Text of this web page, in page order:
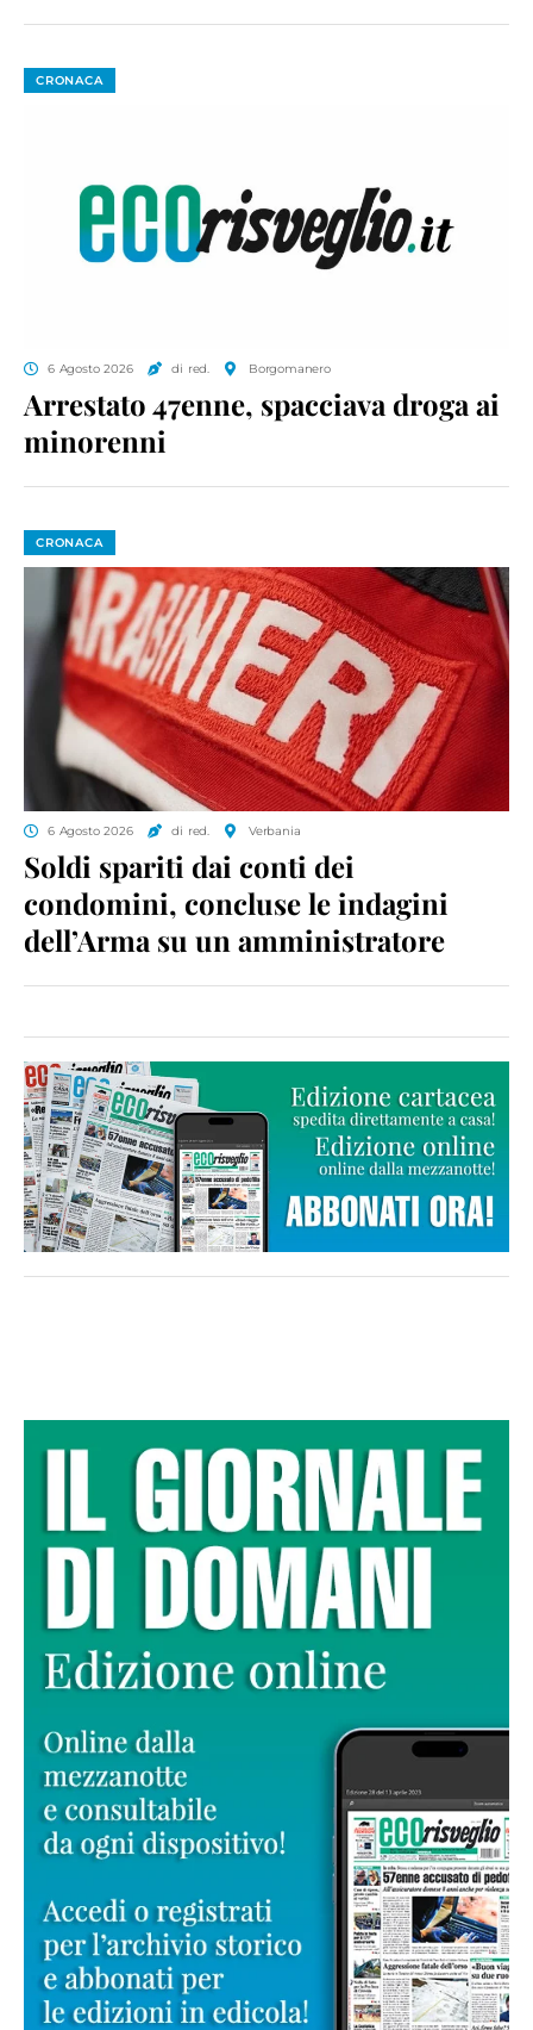
CRONACA
6 Agosto 2026 di red. Borgomanero
Arrestato 47enne, spacciava droga ai
minorenni
CRONACA
6 Agosto 2026 di red. Verbania
Soldi spariti dai conti dei
condomini, concluse le indagini
dell’Arma su un amministratore